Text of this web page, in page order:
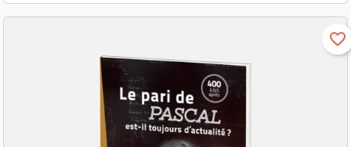
favorite_border